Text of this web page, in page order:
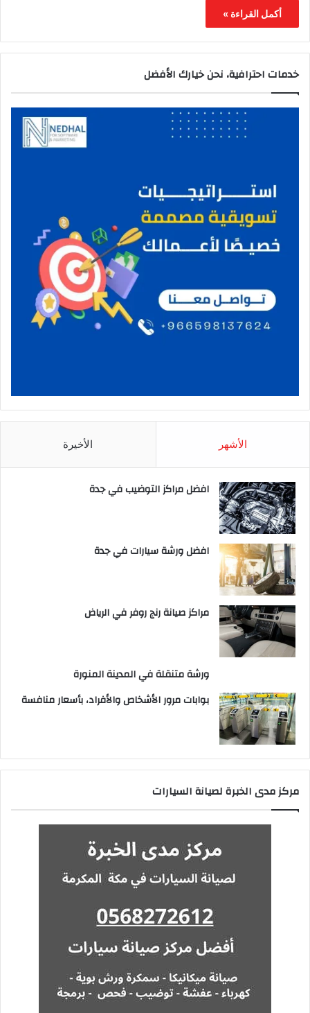
أكمل القراءة »
خدمات احترافية، نحن خيارك الأفضل
الأشهر الأخيرة
افضل مراكز التوضيب في جدة
افضل ورشة سيارات في جدة
مراكز صيانة رنج روفر في الرياض
ورشة متنقلة في المدينة المنورة
بوابات مرور الأشخاص والأفراد، بأسعار منافسة
مركز مدى الخبرة لصيانة السيارات